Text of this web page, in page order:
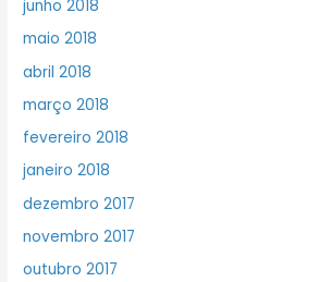
junho 2018
maio 2018
abril 2018
março 2018
fevereiro 2018
janeiro 2018
dezembro 2017
novembro 2017
outubro 2017